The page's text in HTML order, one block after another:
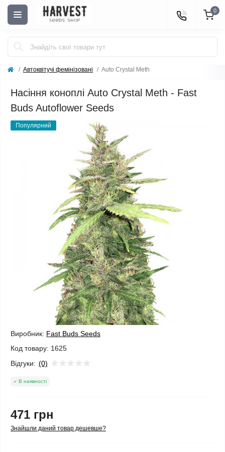
0
Автоквітучі фемінізовані Auto Crystal Meth
Насіння коноплі Auto Crystal Meth - Fast
Buds Autoflower Seeds
Популярний
Виробник: Fast Buds Seeds
Код товару: 1625
Відгуки: (0)
В наявності
471 грн
Знайшли даний товар дешевше?